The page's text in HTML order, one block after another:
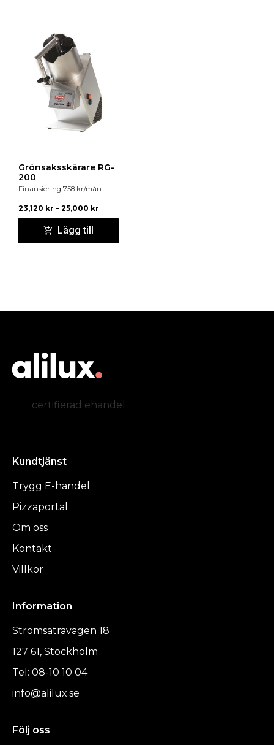
Grönsaksskärare RG-
200
Finansiering 758 kr/mån
23,120 kr – 25,000 kr
Lägg till
certifierad ehandel
Kundtjänst
Trygg E-handel
Pizzaportal
Om oss
Kontakt
Villkor
Information
Strömsätravägen 18
127 61, Stockholm
Tel: 08-10 10 04
info@alilux.se
Följ oss